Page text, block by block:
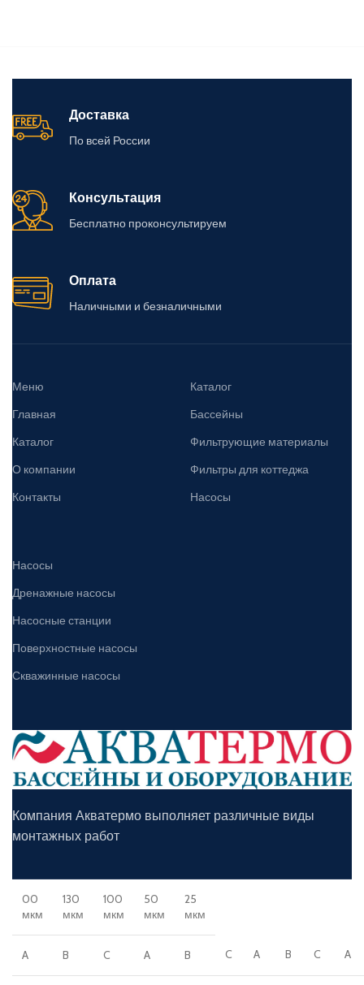
Доставка
По всей России
Консультация
Бесплатно проконсультируем
Оплата
Наличными и безналичными
Меню
Главная
Каталог
О компании
Контакты
Каталог
Бассейны
Фильтрующие материалы
Фильтры для коттеджа
Насосы
Насосы
Дренажные насосы
Насосные станции
Поверхностные насосы
Скважинные насосы
Компания Акватермо выполняет различные виды
монтажных работ
00
мкм
130
мкм
100
мкм
50
мкм
25
мкм
A B C A B C A B C A